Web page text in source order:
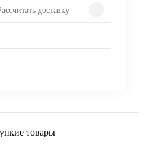
доставку